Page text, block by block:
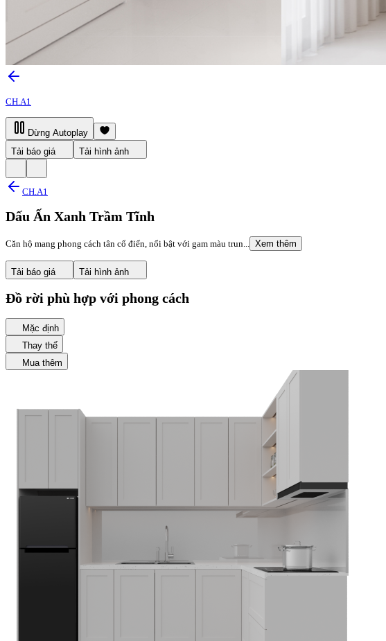
CH.A1
Dừng Autoplay
Tải báo giá
Tải hình ảnh
CH.A1
Dấu Ấn Xanh Trầm Tĩnh
Căn hộ mang phong cách tân cổ điển, nổi bật với gam màu trun... Xem thêm
Tải báo giá Tải hình ảnh
Đồ rời phù hợp với phong cách
Mặc định
Thay thế
Mua thêm